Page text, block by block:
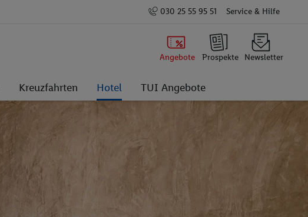
030 25 55 95 51 Service & Hilfe
Angebote Prospekte Newsletter
Kreuzfahrten Hotel TUI Angebote